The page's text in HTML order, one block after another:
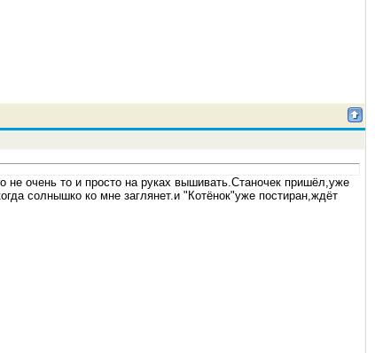
не очень то и просто на руках вышивать.Станочек пришёл,уже
солнышко ко мне заглянет.и "Котёнок"уже постиран,ждёт